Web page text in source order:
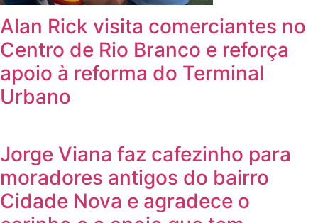
Alan Rick visita comerciantes no
Centro de Rio Branco e reforça
apoio à reforma do Terminal
Urbano
Jorge Viana faz cafezinho para
moradores antigos do bairro
Cidade Nova e agradece o